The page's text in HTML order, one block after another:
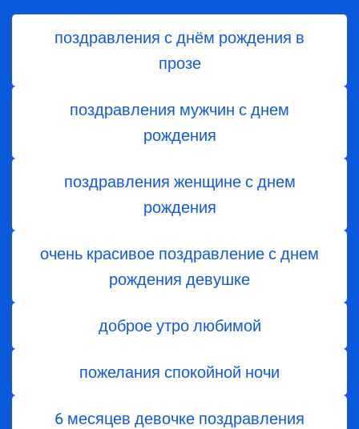
поздравления с днём рождения в
прозе
поздравления мужчин с днем
рождения
поздравления женщине с днем
рождения
очень красивое поздравление с днем
рождения девушке
доброе утро любимой
пожелания спокойной ночи
6 месяцев девочке поздравления